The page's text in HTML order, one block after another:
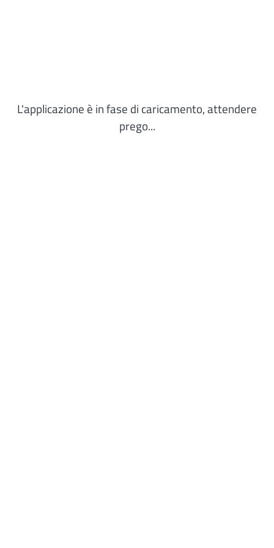
L'applicazione è in fase di caricamento, attendere
prego...